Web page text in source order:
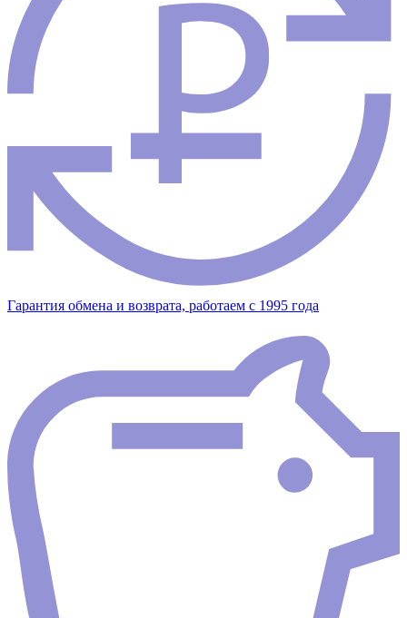
Гарантия обмена и возврата, работаем с 1995 года